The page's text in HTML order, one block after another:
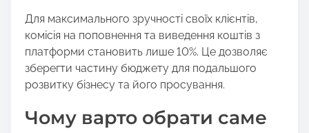
Для максимального зручності своїх клієнтів,
комісія на поповнення та виведення коштів з
платформи становить лише 10%. Це дозволяє
зберегти частину бюджету для подальшого
розвитку бізнесу та його просування.
Чому варто обрати саме